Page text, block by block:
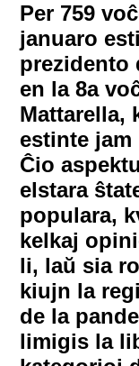
Per 759
januaro
prezidento
en la 8a
Mattarella,
estinte jam
Ĉio
elstara
populara,
kelkaj
li, laŭ sia
kiujn la
de la
limigis la